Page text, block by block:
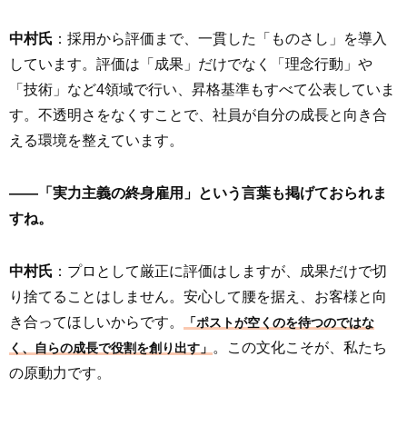
中村氏 ：採用から評価まで、一貫した「ものさし」を導入
しています。評価は「成果」だけでなく「理念行動」や
「技術」など4領域で行い、昇格基準もすべて公表していま
す。不透明さをなくすことで、社員が自分の成長と向き合
える環境を整えています。
――「実力主義の終身雇用」という言葉も掲げておられま
すね。
中村氏 ：プロとして厳正に評価はしますが、成果だけで切
り捨てることはしません。安心して腰を据え、お客様と向
き合ってほしいからです。
「ポストが空くのを待つのではな
く、自らの成長で役割を創り出す」 。この文化こそが、私たち
の原動力です。